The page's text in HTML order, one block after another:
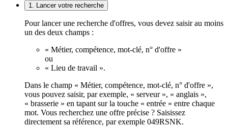
1. Lancer votre recherche
Pour lancer une recherche d'offres, vous devez saisir au moins
un des deux champs :
« Métier, compétence, mot-clé, n° d'offre »
ou
« Lieu de travail ».
Dans le champ « Métier, compétence, mot-clé, n° d'offre »,
vous pouvez saisir, par exemple, « serveur », « anglais »,
« brasserie » en tapant sur la touche « entrée » entre chaque
mot. Vous recherchez une offre précise ? Saisissez
directement sa référence, par exemple 049RSNK.